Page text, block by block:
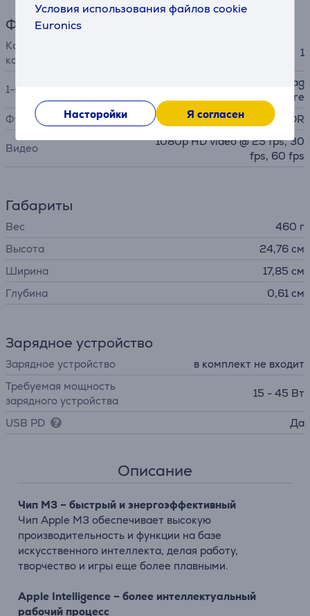
Условия использования файлов cookie
Euronics
Насторойки Я согласен
Фронтальная камера
Количество фронтальных
камер
1
1-я камера
Landscape 12MP Center Stag
e camera ƒ/2.0 aperture
Функции
HDR
Видео
1080p HD video @ 25 fps, 30
fps, 60 fps
Габариты
Вес
460 г
Высота
24,76 см
Ширина
17,85 см
Глубина
0,61 см
Зарядное устройство
Зарядное устройство
в комплект не входит
Требуемая мощность
зарядного устройства
15 - 45 Вт
USB PD Да
Описание
Чип M3 – быстрый и энергоэффективный
Чип Apple M3 обеспечивает высокую
производительность и функции на базе
искусственного интеллекта, делая работу,
творчество и игры еще более плавными.
Apple Intelligence – более интеллектуальный
рабочий процесс